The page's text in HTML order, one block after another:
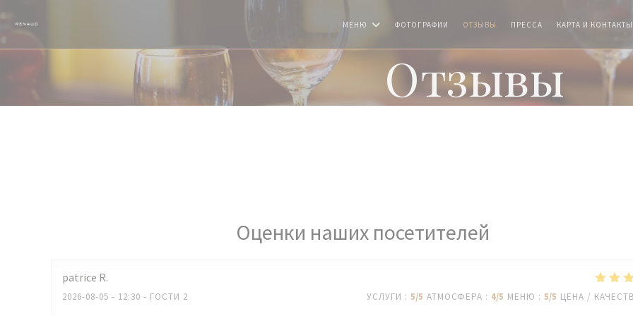
МЕНЮ ФОТОГРАФИИ ОТЗЫВЫ ПРЕССА КАРТА И КОНТАКТЫ
Отзывы
Оценки наших посетителей
patrice R
2026-08-05 - 12:30 - ГОСТИ 2 УСЛУГИ : 5/5 АТМОСФЕРА : 4/5 МЕНЮ : 5/5 ЦЕНА /